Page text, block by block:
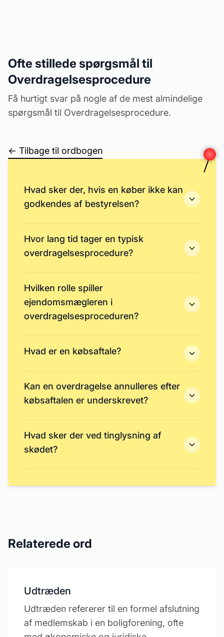
Ofte stillede spørgsmål til
Overdragelsesprocedure
Få hurtigt svar på nogle af de mest almindelige
spørgsmål til Overdragelsesprocedure.
← Tilbage til ordbogen
Hvad sker der, hvis en køber ikke kan
godkendes af bestyrelsen?
Hvor lang tid tager en typisk
overdragelsesprocedure?
Hvilken rolle spiller
ejendomsmægleren i
overdragelsesproceduren?
Hvad er en købsaftale?
Kan en overdragelse annulleres efter
købsaftalen er underskrevet?
Hvad sker der ved tinglysning af
skødet?
Relaterede ord
Udtræden
Udtræden refererer til en formel afslutning
af medlemskab i en boligforening, ofte